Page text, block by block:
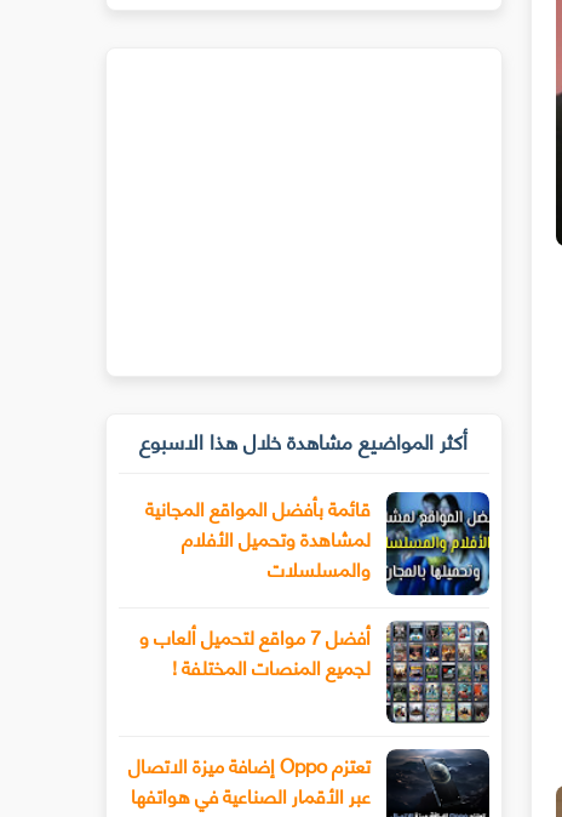
أكثر المواضيع مشاهدة خلال هذا الاسبوع
قائمة بأفضل المواقع المجانية
لمشاهدة وتحميل الأفلام
والمسلسلات
أفضل 7 مواقع لتحميل ألعاب و
لجميع المنصات المختلفة !
تعتزم Oppo إضافة ميزة الاتصال
عبر الأقمار الصناعية في هواتفها